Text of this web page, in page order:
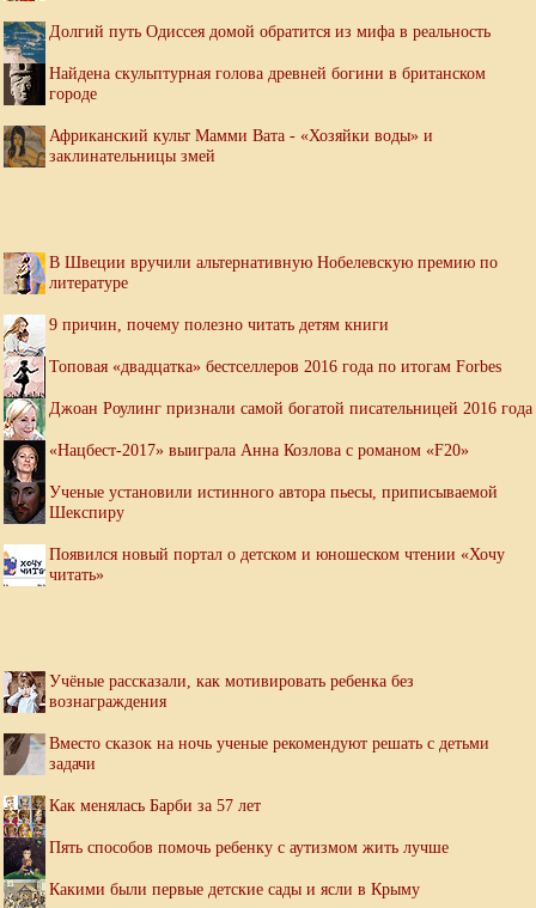
Долгий путь Одиссея домой обратится из мифа в реальность
Найдена скульптурная голова древней богини в британском
городе
Африканский культ Мамми Вата - «Хозяйки воды» и
заклинательницы змей
В Швеции вручили альтернативную Нобелевскую премию по
литературе
9 причин, почему полезно читать детям книги
Топовая «двадцатка» бестселлеров 2016 года по итогам Forbes
Джоан Роулинг признали самой богатой писательницей 2016 года
«Нацбест-2017» выиграла Анна Козлова с романом «F20»
Ученые установили истинного автора пьесы, приписываемой
Шекспиру
Появился новый портал о детском и юношеском чтении «Хочу
читать»
Учёные рассказали, как мотивировать ребенка без
вознаграждения
Вместо сказок на ночь ученые рекомендуют решать с детьми
задачи
Как менялась Барби за 57 лет
Пять способов помочь ребенку с аутизмом жить лучше
Какими были первые детские сады и ясли в Крыму